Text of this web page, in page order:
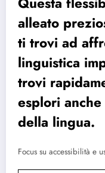
alleato
ti trovi ad
linguistica
trovi
esplori
della lingua.
Focus su accessibilità e